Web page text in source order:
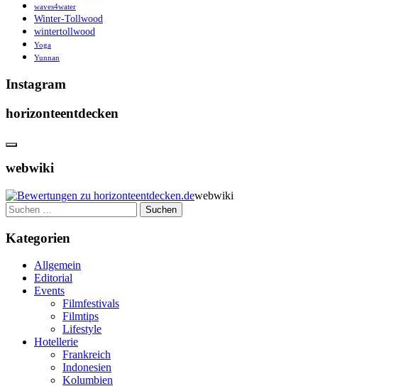
waves4water
Winter-Tollwood
wintertollwood
Yoga
Yunnan
Instagram
horizonteentdecken
webwiki
webwiki
Suchen
nach:
Kategorien
Allgemein
Editorial
Events
Filmfestivals
Filmtips
Lifestyle
Hotellerie
Frankreich
Indonesien
Kolumbien